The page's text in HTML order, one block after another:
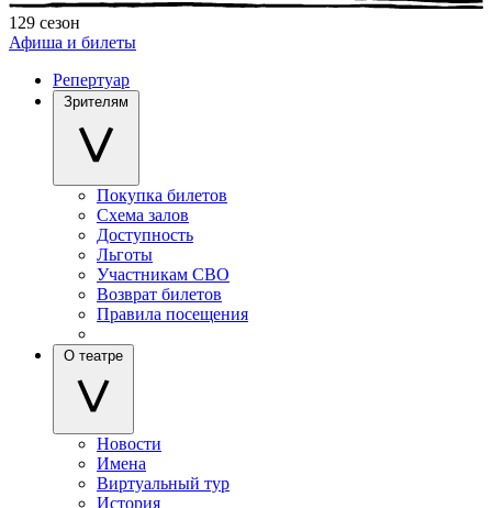
129 сезон
Афиша и билеты
Репертуар
Зрителям
Покупка билетов
Схема залов
Доступность
Льготы
Участникам СВО
Возврат билетов
Правила посещения
О театре
Новости
Имена
Виртуальный тур
История